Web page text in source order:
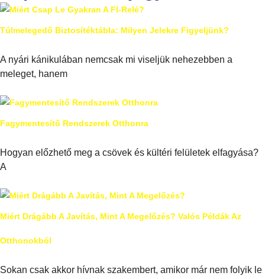
Túlmelegedő Biztosítéktábla: Milyen Jelekre Figyeljünk?
A nyári kánikulában nemcsak mi viseljük nehezebben a
meleget, hanem
Fagymentesítő Rendszerek Otthonra
Hogyan előzhető meg a csövek és kültéri felületek elfagyása?
A
Miért Drágább A Javítás, Mint A Megelőzés? Valós Példák Az
Otthonokból
Sokan csak akkor hívnak szakembert, amikor már nem folyik le